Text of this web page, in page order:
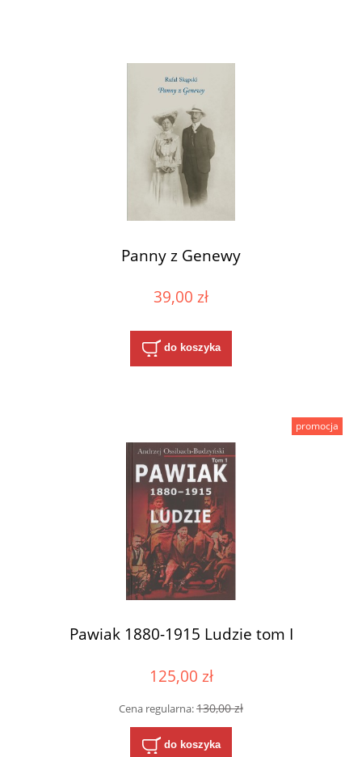
Panny z Genewy
39,00 zł
do koszyka
Pawiak 1880-1915 Ludzie tom I
125,00 zł
Cena regularna:130,00 zł
do koszyka
promocja